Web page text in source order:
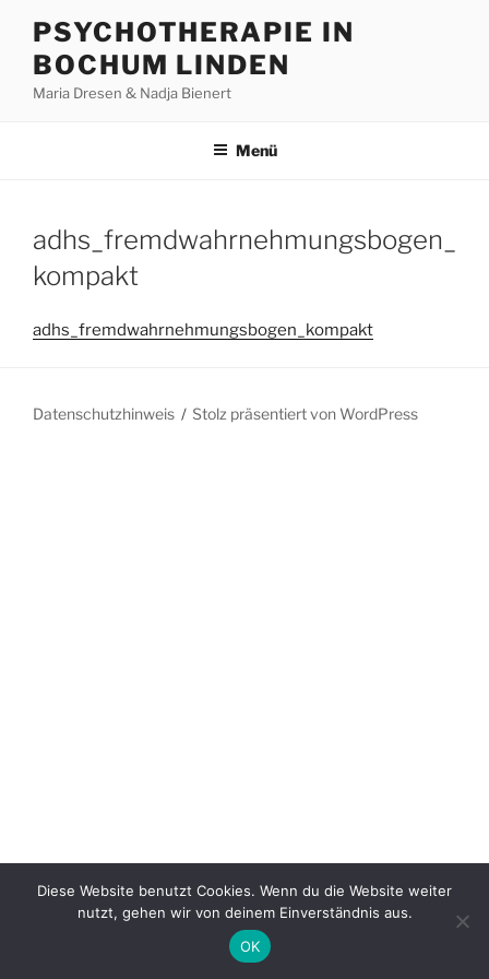
Inhalt
springen
PSYCHOTHERAPIE IN
BOCHUM LINDEN
Maria Dresen & Nadja Bienert
Menü
adhs_fremdwahrnehmungsbogen_
kompakt
adhs_fremdwahrnehmungsbogen_kompakt
Datenschutzhinweis Stolz präsentiert von WordPress
Diese Website benutzt Cookies. Wenn du die Website weiter
nutzt, gehen wir von deinem Einverständnis aus.
OK